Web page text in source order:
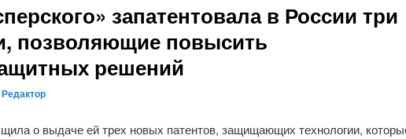
запатентовала в России три
позволяющие повысить
решений
Редактор
о выдаче ей трех новых патентов, защищающих технологии,